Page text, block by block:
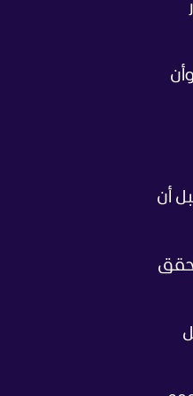
أن
حقق